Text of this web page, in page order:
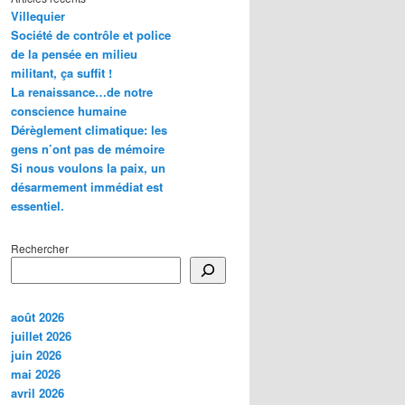
Villequier
Société de contrôle et police
de la pensée en milieu
militant, ça suffit !
La renaissance…de notre
conscience humaine
Dérèglement climatique: les
gens n’ont pas de mémoire
Si nous voulons la paix, un
désarmement immédiat est
essentiel.
Rechercher
août 2026
juillet 2026
juin 2026
mai 2026
avril 2026